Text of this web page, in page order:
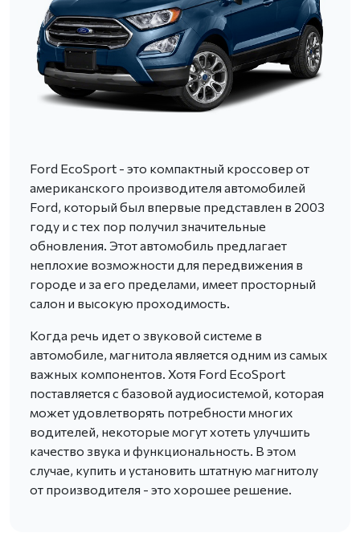
Ford EcoSport - это компактный кроссовер от
американского производителя автомобилей
Ford, который был впервые представлен в 2003
году и с тех пор получил значительные
обновления. Этот автомобиль предлагает
неплохие возможности для передвижения в
городе и за его пределами, имеет просторный
салон и высокую проходимость.
Когда речь идет о звуковой системе в
автомобиле, магнитола является одним из самых
важных компонентов. Хотя Ford EcoSport
поставляется с базовой аудиосистемой, которая
может удовлетворять потребности многих
водителей, некоторые могут хотеть улучшить
качество звука и функциональность. В этом
случае, купить и установить штатную магнитолу
от производителя - это хорошее решение.